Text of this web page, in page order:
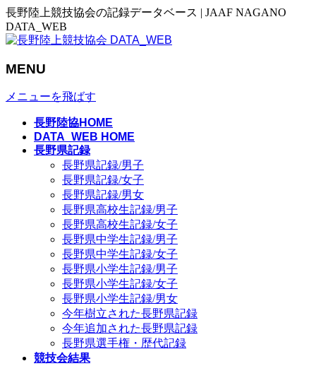
長野陸上競技協会の記録データベース | JAAF NAGANO
DATA_WEB
MENU
メニューを飛ばす
長野陸協HOME
DATA_WEB HOME
長野県記録
長野県記録/男子
長野県記録/女子
長野県記録/男女
長野県高校生記録/男子
長野県高校生記録/女子
長野県中学生記録/男子
長野県中学生記録/女子
長野県小学生記録/男子
長野県小学生記録/女子
長野県小学生記録/男女
今年樹立された長野県記録
今年追加された長野県記録
長野県選手権・歴代記録
競技会結果